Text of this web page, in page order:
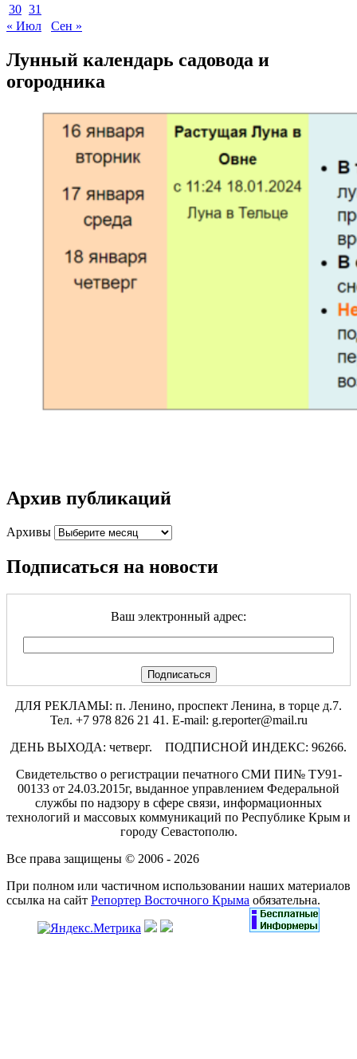
30 31
« Июл
Сен »
Лунный календарь садовода и
огородника
Архив публикаций
Архивы
Подписаться на новости
Ваш электронный адрес:
ДЛЯ РЕКЛАМЫ: п. Ленино, проспект Ленина, в торце д.7.
Тел. +7 978 826 21 41. E-mail: g.reporter@mail.ru
ДЕНЬ ВЫХОДА: четверг. ПОДПИСНОЙ ИНДЕКС: 96266.
Свидетельство о регистрации печатного СМИ ПИ№ ТУ91-
00133 от 24.03.2015г, выданное управлением Федеральной
службы по надзору в сфере связи, информационных
технологий и массовых коммуникаций по Республике Крым и
городу Севастополю.
Все права защищены © 2006 - 2026
При полном или частичном использовании наших материалов
ссылка на сайт Репортер Восточного Крыма обязательна.